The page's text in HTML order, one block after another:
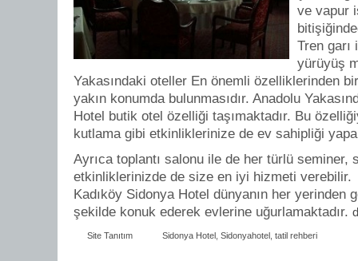
ve vapur
Tren garı
yürüyüş
Yakasındaki oteller En önemli özelliklerinden
yakın konumda bulunmasıdır. Anadolu
Hotel butik otel özelliği taşımaktadır. Bu
kutlama gibi etkinliklerinize de ev sahipliği
Ayrıca toplantı salonu ile de her türlü seminer,
etkinliklerinizde de size en iyi hizmeti verebilir.
Kadıköy Sidonya Hotel dünyanın her yerinden
şekilde konuk ederek evlerine uğurlamaktadır.
Site Tanıtım Sidonya Hotel Sidonyahotel tatil rehberi